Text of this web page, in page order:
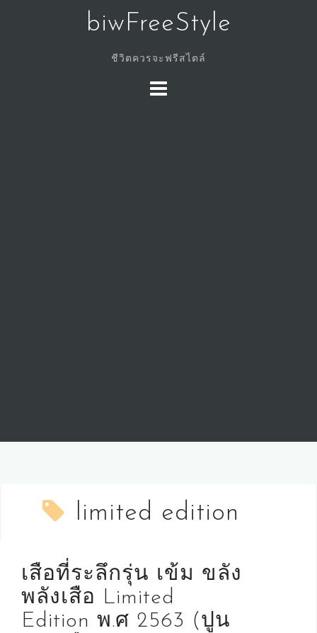
biwFreeStyle
ชีวิตควรจะฟรีสไตล์
limited edition
เสือที่ระลึกรุ่น เข้ม ขลัง
พลังเสือ Limited
Edition พ.ศ 2563 (ปูน